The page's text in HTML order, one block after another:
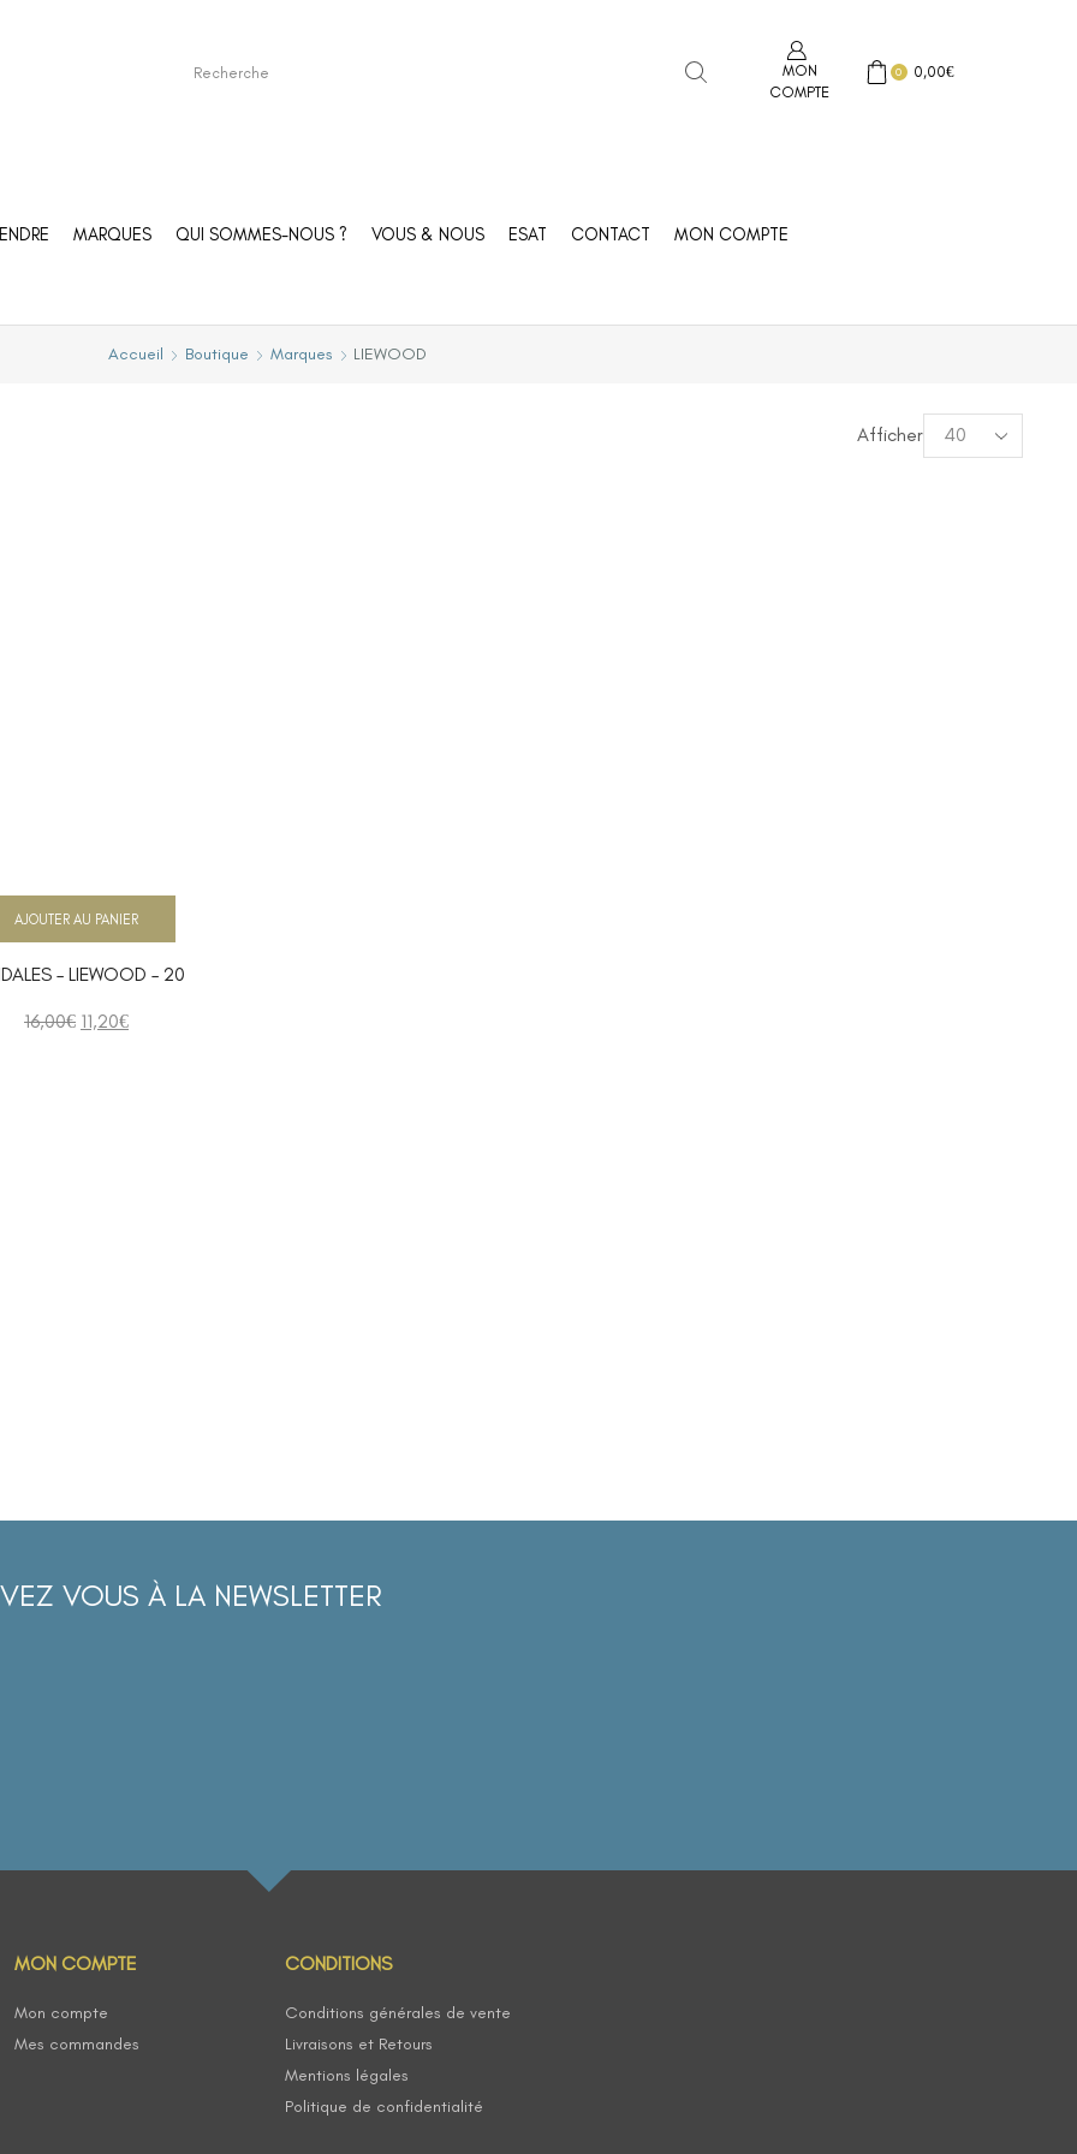
MON
COMPTE
0 0,00€
MARQUES QUI SOMMES-NOUS ? VOUS & NOUS ESAT CONTACT MON COMPTE
Accueil Boutique Marques LIEWOOD
Afficher
– LIEWOOD – 20
16,00€ 11,20€
AJOUTER AU PANIER
VOUS À LA NEWSLETTER
MON COMPTE
Mon compte
Mes commandes
CONDITIONS
Conditions générales de vente
Livraisons et Retours
Mentions légales
Politique de confidentialité